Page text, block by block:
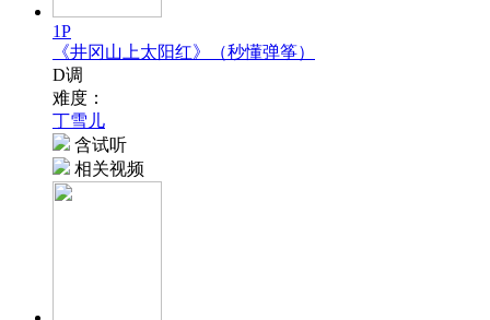
1P
《井冈山上太阳红》（秒懂弹筝）
D调
难度：
丁雪儿
含试听
相关视频